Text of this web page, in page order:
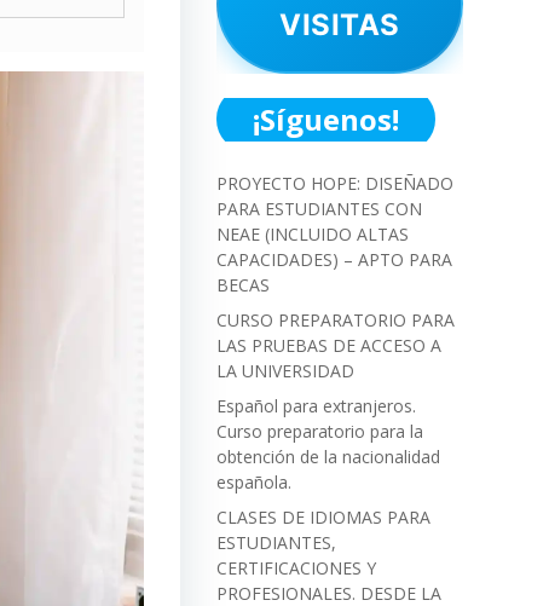
VISITAS
¡Síguenos!
PROYECTO HOPE: DISEÑADO
PARA ESTUDIANTES CON
NEAE (INCLUIDO ALTAS
CAPACIDADES) – APTO PARA
BECAS
CURSO PREPARATORIO PARA
LAS PRUEBAS DE ACCESO A
LA UNIVERSIDAD
Español para extranjeros.
Curso preparatorio para la
obtención de la nacionalidad
española.
CLASES DE IDIOMAS PARA
ESTUDIANTES,
CERTIFICACIONES Y
PROFESIONALES. DESDE LA